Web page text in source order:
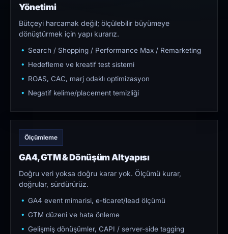
Yönetimi
Bütçeyi harcamak değil; ölçülebilir büyümeye
dönüştürmek için yapı kurarız.
Search / Shopping / Performance Max / Remarketing
Hedefleme ve kreatif test sistemi
ROAS, CAC, marj odaklı optimizasyon
Negatif kelime/placement temizliği
Ölçümleme
GA4, GTM & Dönüşüm Altyapısı
Doğru veri yoksa doğru karar yok. Ölçümü kurar,
doğrular, sürdürürüz.
GA4 event mimarisi, e-ticaret/lead ölçümü
GTM düzeni ve hata önleme
Gelişmiş dönüşümler, CAPI / server-side tagging